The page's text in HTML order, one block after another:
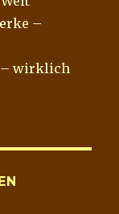
–
– wirklich